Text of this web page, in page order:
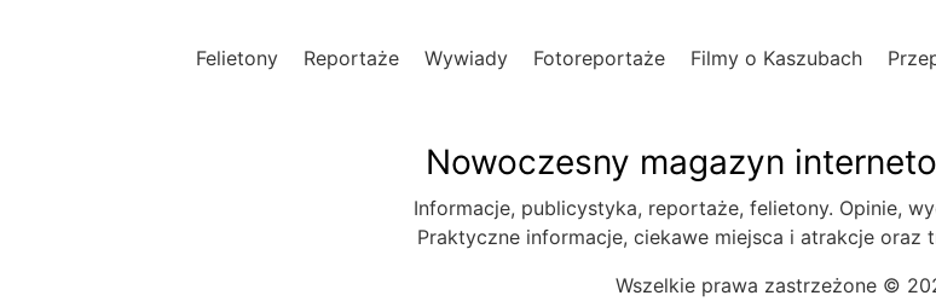
Felietony Reportaże Wywiady Fotoreportaże Filmy o Kaszubach
Nowoczesny magazyn
Informacje, publicystyka, reportaże, felietony. Opinie,
Praktyczne informacje, ciekawe miejsca i atrakcje oraz
Wszelkie prawa zastrzeżone ©